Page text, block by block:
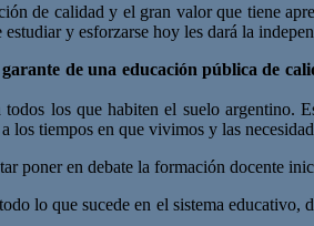
de calidad y el gran valor que tiene
y esforzarse hoy les dará la
de una educación pública de
los que habiten el suelo argentino.
tiempos en que vivimos y las
poner en debate la formación docente
lo que sucede en el sistema